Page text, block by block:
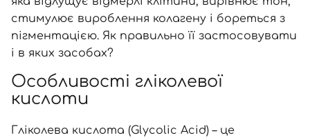
стимулює вироблення колагену і бореться з
пігментацією. Як правильно її застосовувати
і в яких засобах?
Особливості гліколевої
кислоти
Гліколева кислота (Glycolic Acid) – це